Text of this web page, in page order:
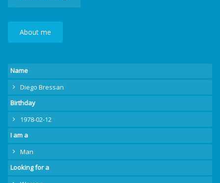
About me
Name
Diego Bressan
Birthday
1978-02-12
I am a
Man
Looking for a